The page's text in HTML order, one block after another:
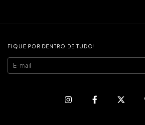
FIQUE POR DENTRO DE TUDO!